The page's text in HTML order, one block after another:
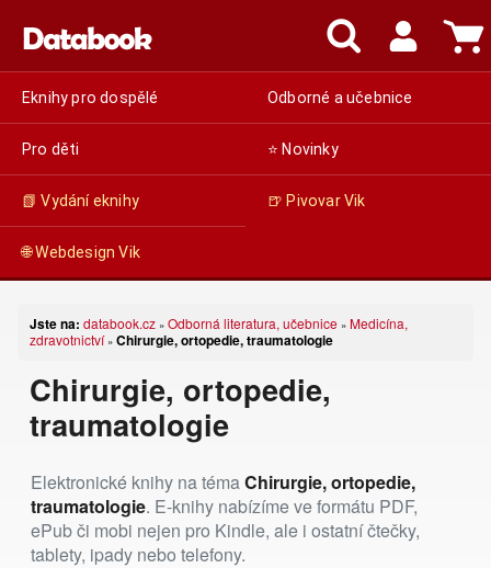
Eknihy pro dospělé Odborné a učebnice
Pro děti ⭐ Novinky
📗 Vydání eknihy 🍺 Pivovar Vik
🌐 Webdesign Vik
Jste na: databook.cz » Odborná literatura, učebnice » Medicína,
zdravotnictví » Chirurgie, ortopedie, traumatologie
Chirurgie, ortopedie,
traumatologie
Elektronické knihy na téma Chirurgie, ortopedie,
traumatologie. E-knihy nabízíme ve formátu PDF,
ePub či mobi nejen pro Kindle, ale i ostatní čtečky,
tablety, ipady nebo telefony.